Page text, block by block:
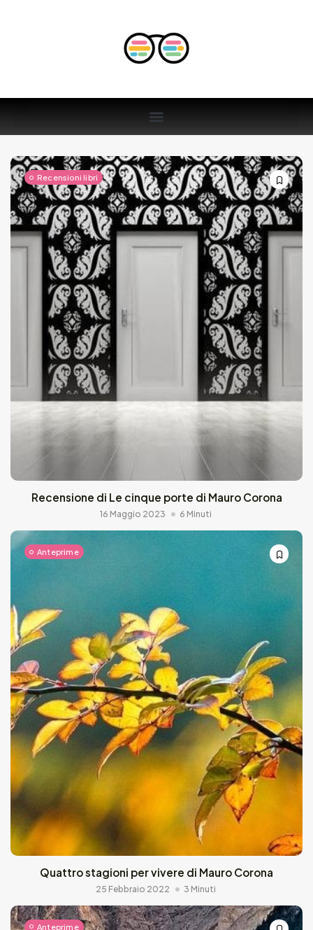
Recensioni libri
Recensione di Le cinque porte di Mauro Corona
16 Maggio 2023 6 Minuti
Anteprime
Quattro stagioni per vivere di Mauro Corona
25 Febbraio 2022 3 Minuti
Anteprime